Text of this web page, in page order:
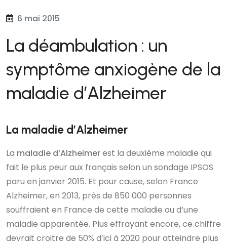
6 mai 2015
La déambulation : un
symptôme anxiogène de la
maladie d’Alzheimer
La maladie d’Alzheimer
La maladie d’Alzheimerest la deuxième maladie qui
fait le plus peur aux français selon un sondage IPSOS
paru en janvier 2015. Et pour cause, selon France
Alzheimer, en 2013, près de 850 000 personnes
souffraient en France de cette maladie ou d’une
maladie apparentée. Plus effrayant encore, ce chiffre
devrait croitre de 50% d’ici à 2020 pour atteindre plus